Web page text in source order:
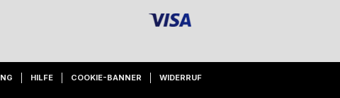
HILFE COOKIE-BANNER WIDERRUF